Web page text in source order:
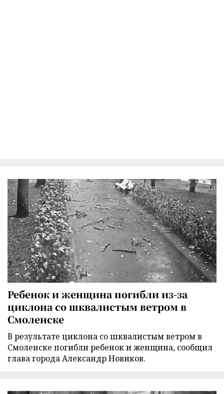
Ребенок и женщина погибли из-за
циклона со шквалистым ветром в
Смоленске
В результате циклона со шквалистым ветром в
Смоленске погибли ребенок и женщина, сообщил
глава города Александр Новиков.